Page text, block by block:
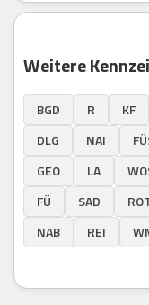
Weitere
BGD R KF
DLG
NAI
GEO
LA
FÜ
SAD
NAB
REI